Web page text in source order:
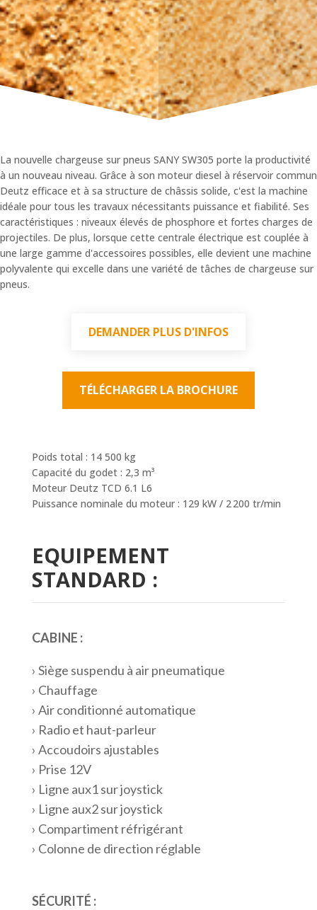
La nouvelle chargeuse sur pneus SANYSW305 porte la productivité
à un nouveau niveau. Grâce à son moteur diesel à réservoir commun
Deutz efficace et à sa structure de châssis solide, c'est la machine
idéale pour tous les travaux nécessitants puissance et fiabilité. Ses
caractéristiques : niveaux élevés de phosphore et fortes charges de
projectiles. De plus, lorsque cette centrale électrique est couplée à
une large gamme d'accessoires possibles, elle devient une machine
polyvalente qui excelle dans une variété de tâches de chargeuse sur
pneus.
DEMANDER PLUS D'INFOS
TÉLÉCHARGER LA BROCHURE
Poids total : 14 500 kg
Capacité du godet : 2,3 m³
Moteur Deutz TCD 6.1 L6
Puissance nominale du moteur : 129 kW / 2 200 tr/min
EQUIPEMENT
STANDARD :
CABINE :
› Siège suspendu à air pneumatique
› Chauffage
› Air conditionné automatique
› Radio et haut-parleur
› Accoudoirs ajustables
› Prise 12V
› Ligne aux1 sur joystick
› Ligne aux2 sur joystick
› Compartiment réfrigérant
› Colonne de direction réglable
SÉCURITÉ :